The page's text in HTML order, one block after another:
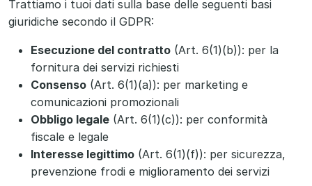
Trattiamo i tuoi dati sulla base delle seguenti basi
giuridiche secondo il GDPR:
Esecuzione del contratto (Art. 6(1)(b)): per la
fornitura dei servizi richiesti
Consenso (Art. 6(1)(a)): per marketing e
comunicazioni promozionali
Obbligo legale (Art. 6(1)(c)): per conformità
fiscale e legale
Interesse legittimo (Art. 6(1)(f)): per sicurezza,
prevenzione frodi e miglioramento dei servizi